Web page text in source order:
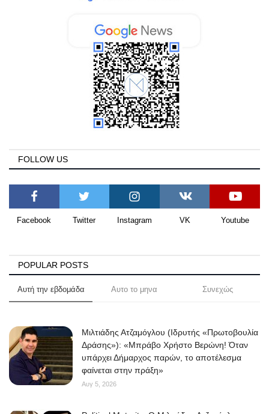
FOLLOW US
Facebook Twitter Instagram VK Youtube
POPULAR POSTS
Αυτή την εβδομάδα Αυτο το μηνα Συνεχώς
Μιλτιάδης Ατζαμόγλου (Ιδρυτής «Πρωτοβουλία
Δράσης»): «Μπράβο Χρήστο Βερώνη! Όταν
υπάρχει Δήμαρχος παρών, το αποτέλεσμα
φαίνεται στην πράξη»
Αυγ 5, 2026